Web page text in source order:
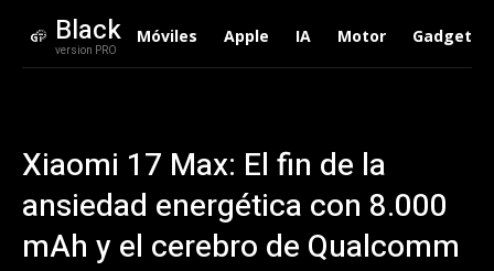
Black
version PRO
Móviles Apple IA Motor Gadgets
Xiaomi 17 Max: El fin de la
ansiedad energética con 8.000
mAh y el cerebro de Qualcomm